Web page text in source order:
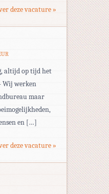
deze vacature »
altijd op tijd het
Wij werken
maar
en […]
deze vacature »